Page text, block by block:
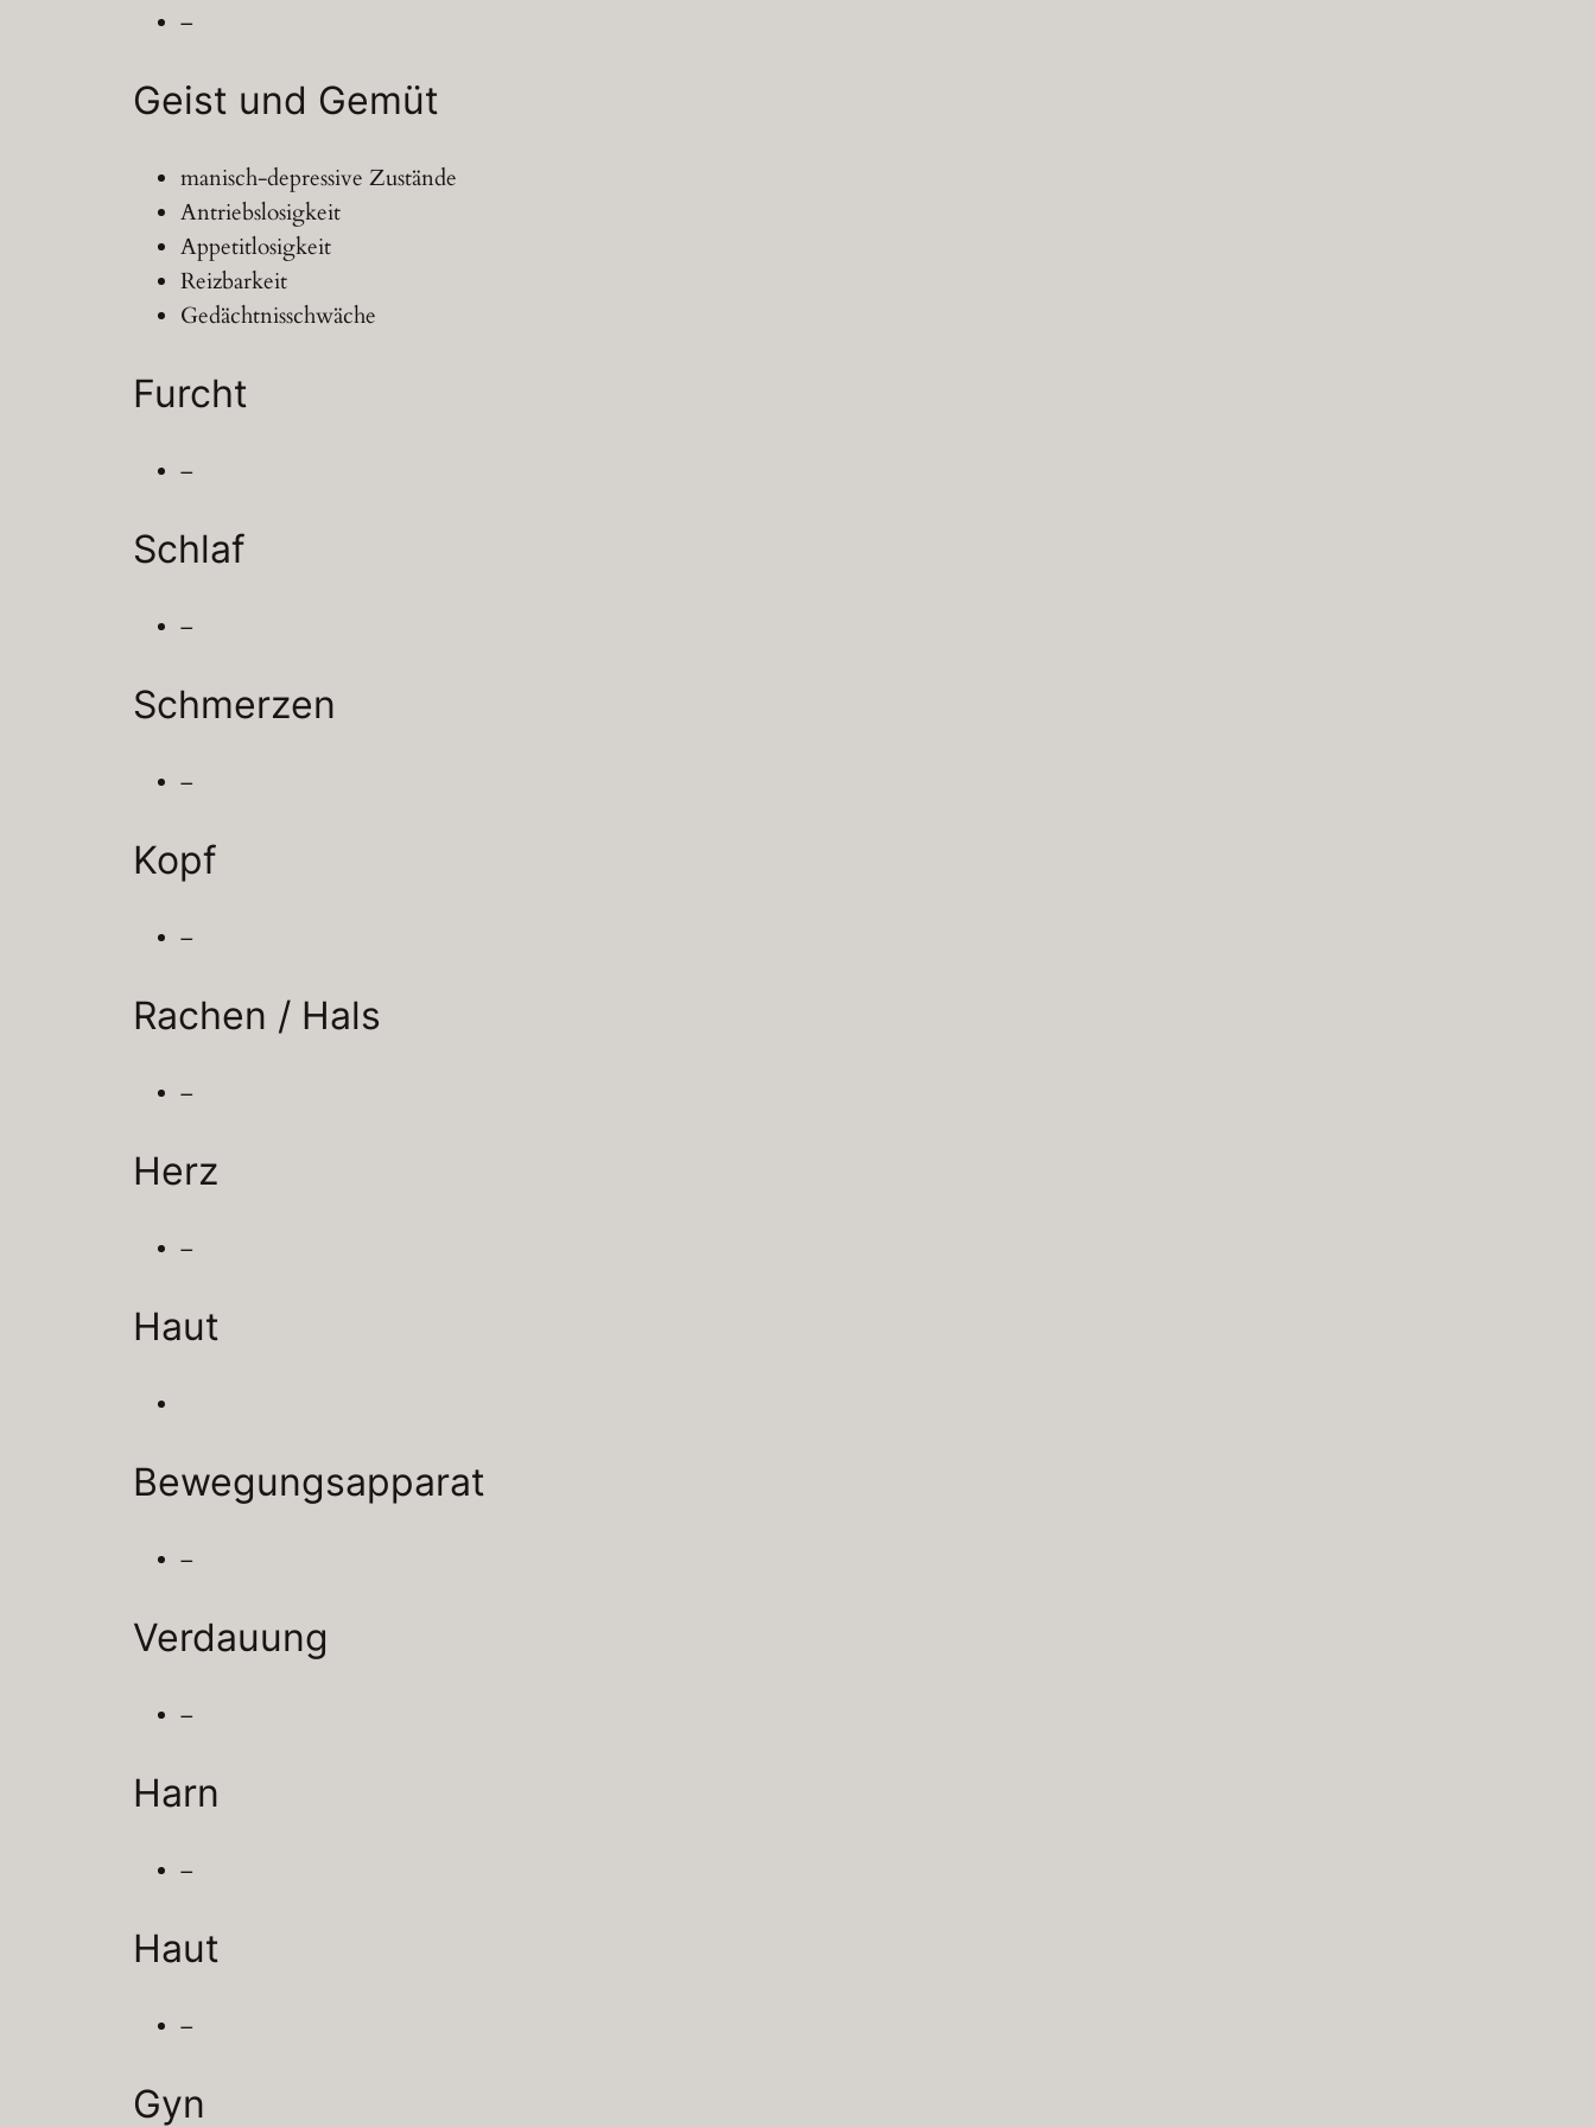
–
Geist und Gemüt
manisch-depressive Zustände
Antriebslosigkeit
Appetitlosigkeit
Reizbarkeit
Gedächtnisschwäche
Furcht
–
Schlaf
–
Schmerzen
–
Kopf
–
Rachen / Hals
–
Herz
–
Haut
Bewegungsapparat
–
Verdauung
–
Harn
–
Haut
–
Gyn